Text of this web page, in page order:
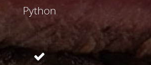
Python